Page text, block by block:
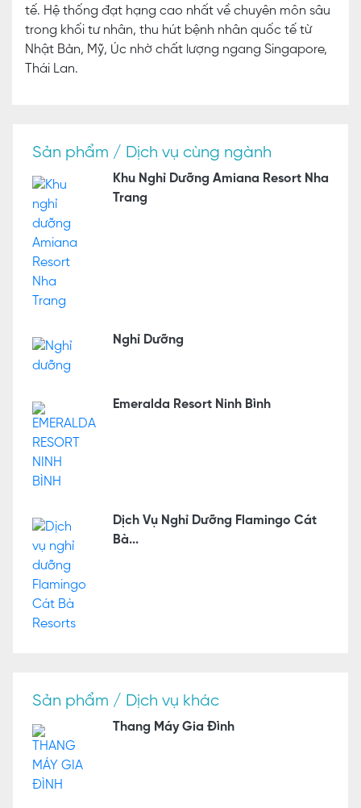
tế. Hệ thống đạt hạng cao nhất về chuyên môn sâu
trong khối tư nhân, thu hút bệnh nhân quốc tế từ
Nhật Bản, Mỹ, Úc nhờ chất lượng ngang Singapore,
Thái Lan.
Sản phẩm / Dịch vụ cùng ngành
Khu Nghỉ Dưỡng Amiana Resort Nha
Trang
Nghỉ Dưỡng
Emeralda Resort Ninh Bình
Dịch Vụ Nghỉ Dưỡng Flamingo Cát
Bà...
Sản phẩm / Dịch vụ khác
Thang Máy Gia Đình